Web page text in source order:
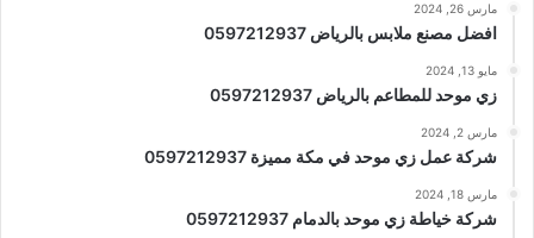
مارس 26, 2024
افضل مصنع ملابس بالرياض 0597212937
مايو 13, 2024
زي موحد للمطاعم بالرياض 0597212937
مارس 2, 2024
شركة عمل زي موحد في مكة مميزة 0597212937
مارس 18, 2024
شركة خياطة زي موحد بالدمام 0597212937